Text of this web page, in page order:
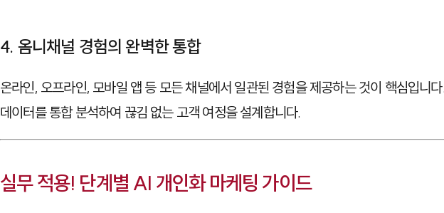
4. 옴니채널 경험의 완벽한 통합
온라인, 오프라인, 모바일 앱 등 모든 채널에서 일관된 경험을 제공하는 것이 핵심입니
데이터를 통합 분석하여 끊김 없는 고객 여정을 설계합니다.
실무 적용! 단계별 AI 개인화 마케팅 가이드